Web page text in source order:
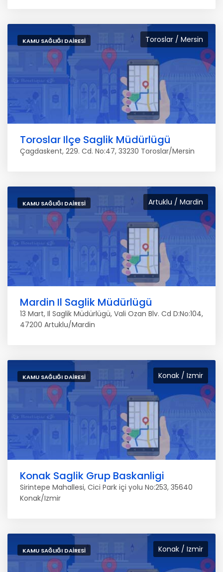
Toroslar / Mersin
KAMU SAĞLIĞI DAIRESI
Toroslar Ilçe Saglik Müdürlügü
Çagdaskent, 229. Cd. No:47, 33230 Toroslar/Mersin
Artuklu / Mardin
KAMU SAĞLIĞI DAIRESI
Mardin Il Saglik Müdürlügü
13 Mart, Il Saglik Müdürlügü, Vali Ozan Blv. Cd D:No:104,
47200 Artuklu/Mardin
Konak / Izmir
KAMU SAĞLIĞI DAIRESI
Konak Saglik Grup Baskanligi
Sirintepe Mahallesi, Cici Park içi yolu No:253, 35640
Konak/Izmir
Konak / Izmir
KAMU SAĞLIĞI DAIRESI